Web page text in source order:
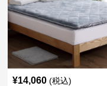
¥14,060 (税込)